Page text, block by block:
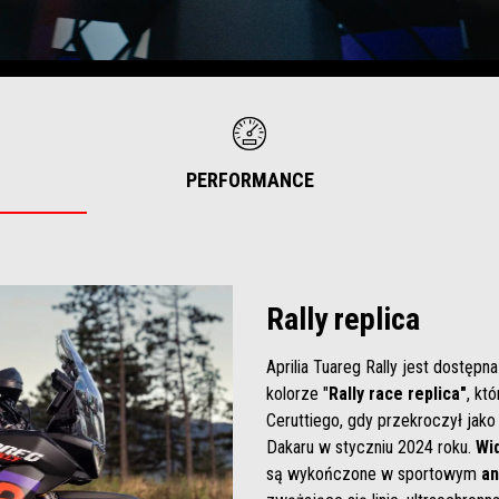
PERFORMANCE
Rally replica
Aprilia Tuareg Rally jest
kolorze " Rally race replica",
Ceruttiego, gdy przekroczył
Dakaru w styczniu 2024 roku.
są wykończone w sportowym